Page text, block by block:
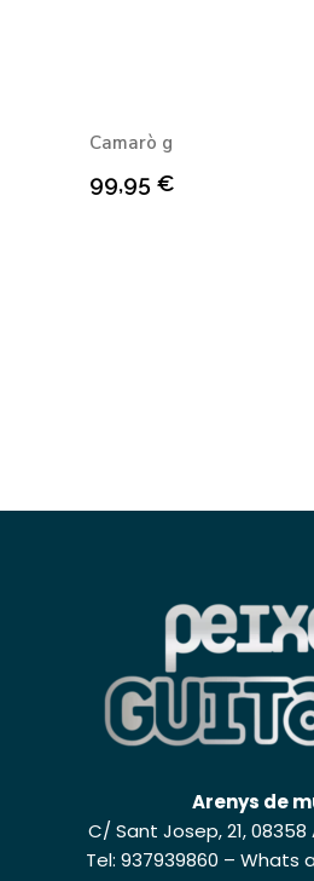
Camarò g
99,95 €
Arenys de
C/ Sant Josep, 21,
Tel: 937939860 – Whats